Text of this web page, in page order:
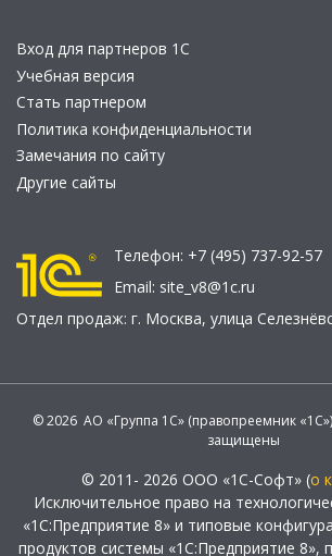
Вход для партнеров 1С
Учебная версия
Стать партнером
Политика конфиденциальности
Замечания по сайту
Другие сайты
Телефон: +7 (495) 737-92-57
Email: site_v8@1c.ru
Отдел продаж: г. Москва, улица
© 2026 АО «Группа 1С» (правопреемник
защищены
© 2011- 2026 ООО «1С-Софт» (о
Исключительное право на
«1С:Предприятие 8» и типовые
продуктов системы «1С:Предприятие 8»,